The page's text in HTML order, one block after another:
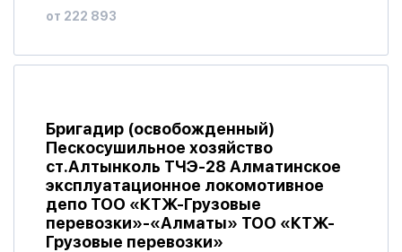
от 222 893
Бригадир (освобожденный)
Пескосушильное хозяйство
ст.Алтынколь ТЧЭ-28 Алматинское
эксплуатационное локомотивное
депо ТОО «КТЖ-Грузовые
перевозки»-«Алматы» ТОО «КТЖ-
Грузовые перевозки»